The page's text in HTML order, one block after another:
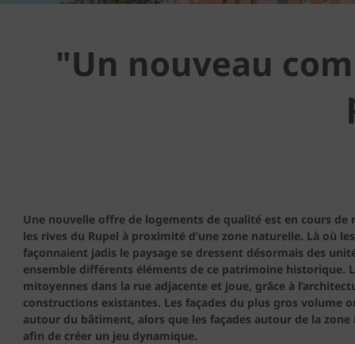
"Un nouveau
Une nouvelle offre de logements de qualité est en cours
les rives du Rupel à proximité d’une zone naturelle. Là où
façonnaient jadis le paysage se dressent désormais des
ensemble différents éléments de ce patrimoine historique.
mitoyennes dans la rue adjacente et joue, grâce à
constructions existantes. Les façades du plus gros volume
autour du bâtiment, alors que les façades autour de la
afin de créer un jeu dynamique.